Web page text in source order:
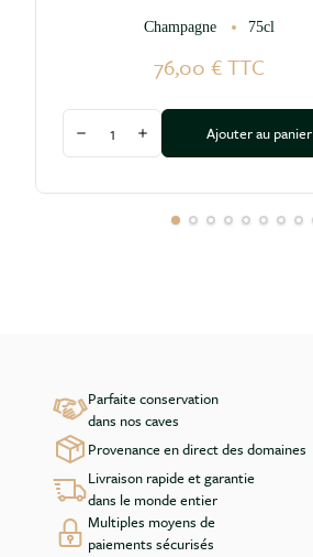
Champagne 75cl
76,00 €TTC
Diminuer la quantité
Augmenter la quantité
Ajouter au panier
Parfaite conservation
dans nos caves
Provenance en direct des domaines
Livraison rapide et garantie
dans le monde entier
Multiples moyens de
paiements sécurisés